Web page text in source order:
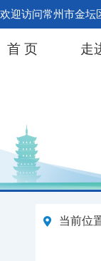
欢迎访问常州市金坛
首 页 走
当前位